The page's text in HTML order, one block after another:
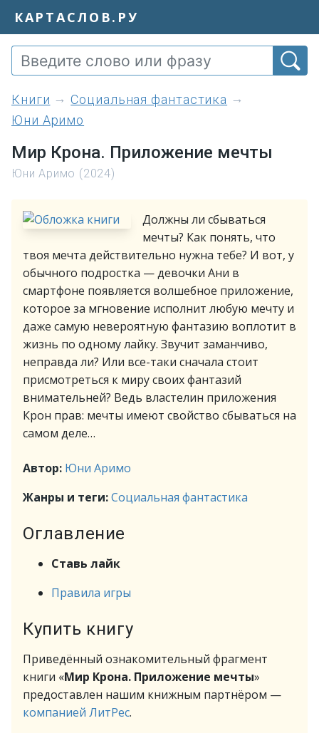
КАРТАСЛОВ.РУ
книги
Социальная фантастика
Юни Аримо
Мир Крона. Приложение мечты
Юни Аримо (2024)
Должны ли сбываться
мечты? Как понять, что
твоя мечта действительно нужна тебе? И вот, у
обычного подростка — девочки Ани в
смартфоне появляется волшебное приложение,
которое за мгновение исполнит любую мечту и
даже самую невероятную фантазию воплотит в
жизнь по одному лайку. Звучит заманчиво,
неправда ли? Или все-таки сначала стоит
присмотреться к миру своих фантазий
внимательней? Ведь властелин приложения
Крон прав: мечты имеют свойство сбываться на
самом деле…
Автор: Юни Аримо
Жанры и теги:Социальная фантастика
Оглавление
Ставь лайк
Правила игры
Купить книгу
Приведённый ознакомительный фрагмент
книги «Мир Крона. Приложение мечты»
предоставлен нашим книжным партнёром —
компанией ЛитРес.